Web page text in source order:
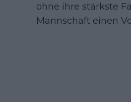
ohne ihre stärkste
Mannschaft einen